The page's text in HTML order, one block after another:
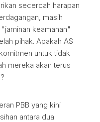
secercah harapan
masih
keamanan"
pihak. Apakah AS
untuk tidak
mereka akan terus
PBB yang kini
antara dua